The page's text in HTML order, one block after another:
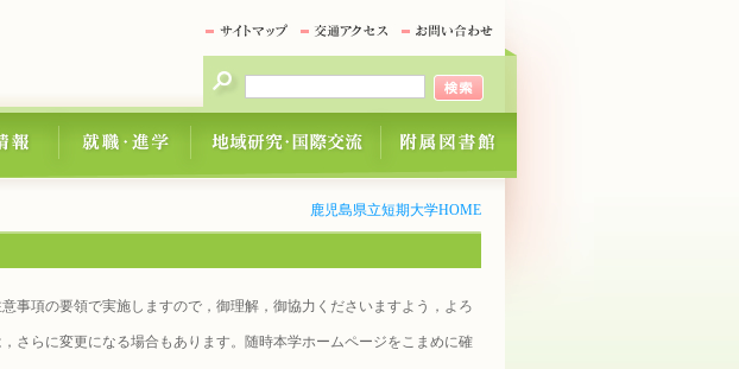
鹿児島県立短期大学HOME
項の要領で実施しますので，御理解，御協力くださいますよう，よろ
らに変更になる場合もあります。随時本学ホームページをこまめに確